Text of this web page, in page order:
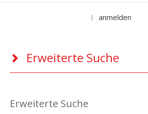
| anmelden
Erweiterte Suche
Erweiterte Suche